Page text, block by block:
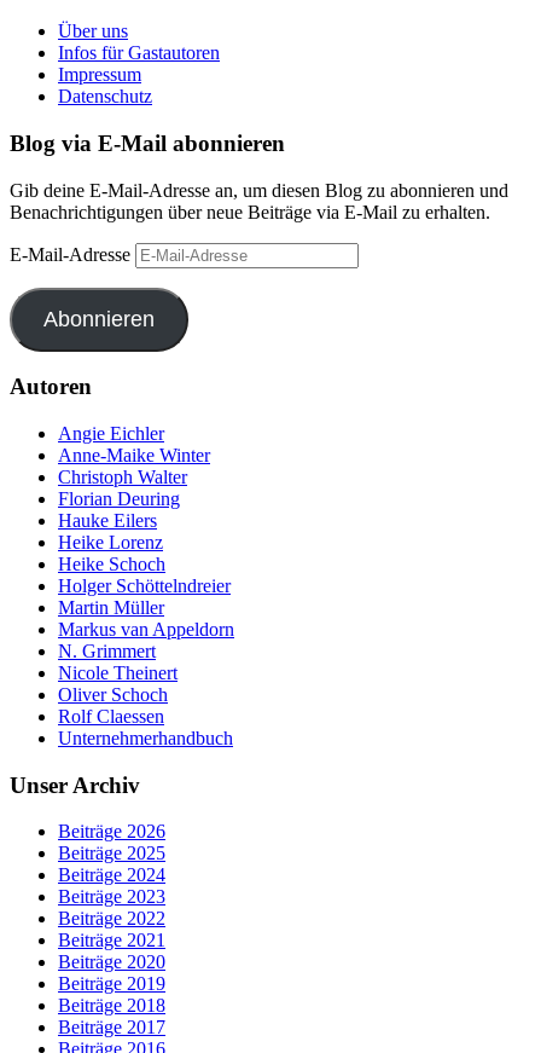
Über uns
Infos für Gastautoren
Impressum
Datenschutz
Blog via E-Mail abonnieren
Gib deine E-Mail-Adresse an, um diesen Blog zu abonnieren und
Benachrichtigungen über neue Beiträge via E-Mail zu erhalten.
E-Mail-Adresse
Abonnieren
Autoren
Angie Eichler
Anne-Maike Winter
Christoph Walter
Florian Deuring
Hauke Eilers
Heike Lorenz
Heike Schoch
Holger Schöttelndreier
Martin Müller
Markus van Appeldorn
N. Grimmert
Nicole Theinert
Oliver Schoch
Rolf Claessen
Unternehmerhandbuch
Unser Archiv
Beiträge 2026
Beiträge 2025
Beiträge 2024
Beiträge 2023
Beiträge 2022
Beiträge 2021
Beiträge 2020
Beiträge 2019
Beiträge 2018
Beiträge 2017